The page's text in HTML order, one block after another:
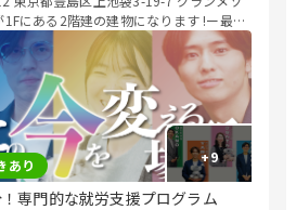
にある2階建の建物になります !ー最寄
より徒歩3min JP埼京線 板橋駅 より徒
+9
あり
専門的な就労支援プログラム